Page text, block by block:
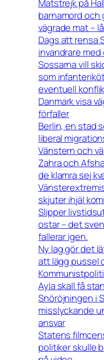
Matstrejk på
barnamord och
vägrade mat –
Dags att rensa
invandrare
Sossarna vill
som
eventuell
Danmark visa
förfaller
Berlin, en stad
liberal
Vänstern och
Zahra och
de klamra sej
skjuter ihjäl
Slipper
ostar – det
fallerar igen.
Ny lag gör det
att lägg pussel
Ayla skall få
Snöröjningen i
misslyckande
ansvar
Statens
politiker skulle